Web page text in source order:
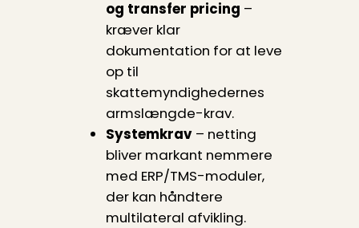
og transfer pricing –
kræver klar
dokumentation for at leve
op til
skattemyndighedernes
armslængde-krav.
Systemkrav– netting
bliver markant nemmere
med ERP/TMS-moduler,
der kan håndtere
multilateral afvikling.